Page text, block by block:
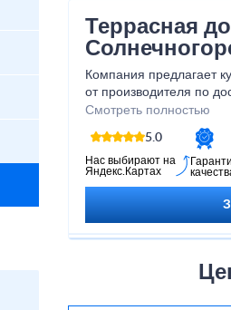
Террасная
Компания предлагает
от производителя по
материала
все операции по
выполняются на
Смотреть полностью
5.0
Нас выбирают на
Яндекс.Картах